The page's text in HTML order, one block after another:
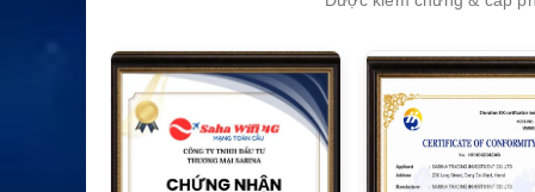
XEM CHI TIẾT